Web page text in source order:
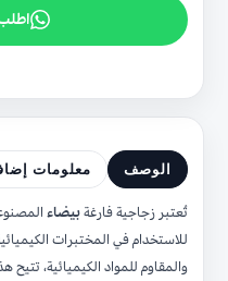
الوصف معلومات
تُعتبر زجاجية فارغةبيضاء
للاستخدام في المختبرات
والمقاوم للمواد الكيميائية، تتيح